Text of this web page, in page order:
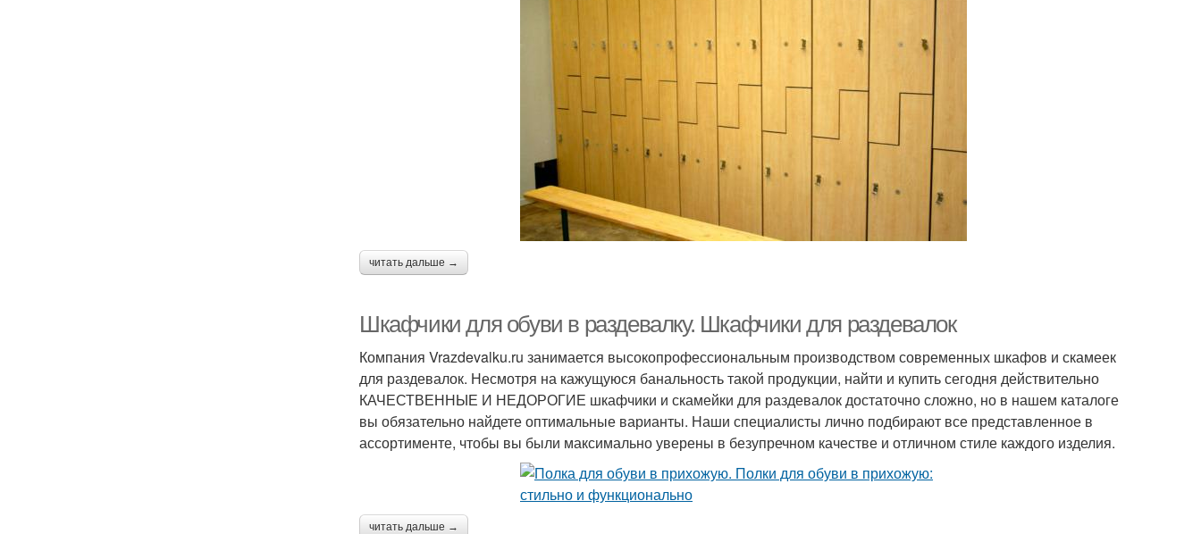
читать дальше →
Шкафчики для обуви в раздевалку. Шкафчики для раздевалок
Компания Vrazdevalku.ru занимается высокопрофессиональным производством современных шкафов и скамеек
для раздевалок. Несмотря на кажущуюся банальность такой продукции, найти и купить сегодня действительно
КАЧЕСТВЕННЫЕ И НЕДОРОГИЕ шкафчики и скамейки для раздевалок достаточно сложно, но в нашем каталоге
вы обязательно найдете оптимальные варианты. Наши специалисты лично подбирают все представленное в
ассортименте, чтобы вы были максимально уверены в безупречном качестве и отличном стиле каждого изделия.
читать дальше →